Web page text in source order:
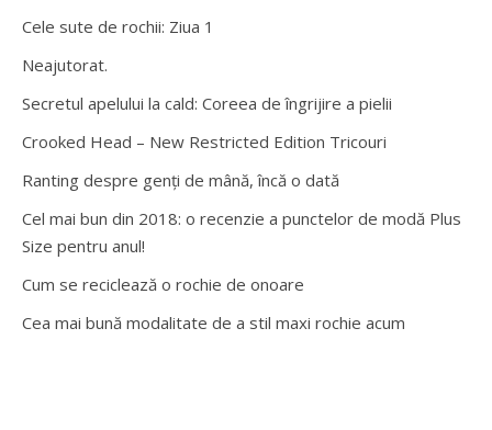
Cele sute de rochii: Ziua 1
Neajutorat.
Secretul apelului la cald: Coreea de îngrijire a pielii
Crooked Head – New Restricted Edition Tricouri
Ranting despre genți de mână, încă o dată
Cel mai bun din 2018: o recenzie a punctelor de modă Plus
Size pentru anul!
Cum se reciclează o rochie de onoare
Cea mai bună modalitate de a stil maxi rochie acum